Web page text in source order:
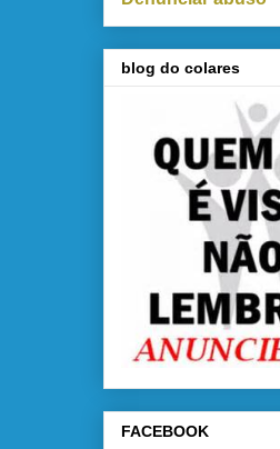
blog do colares
FACEBOOK